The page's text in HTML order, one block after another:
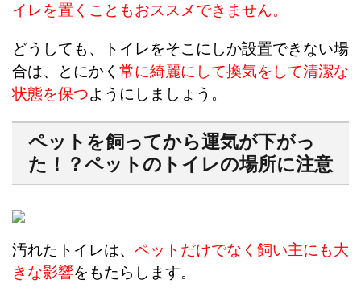
イレを置くこともおススメできません。
どうしても、トイレをそこにしか設置できない場
合は、とにかく 常に綺麗にして換気をして清潔な
状態を保つようにしましょう。
ペットを飼ってから運気が下がっ
た！？ペットのトイレの場所に注意
汚れたトイレは、 ペットだけでなく飼い主にも大
きな影響をもたらします。